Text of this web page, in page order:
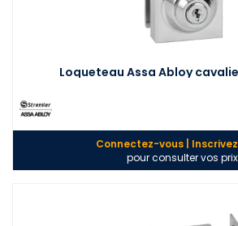
Loqueteau Assa Abloy
Connectez-vous |
pour consulter vos prix